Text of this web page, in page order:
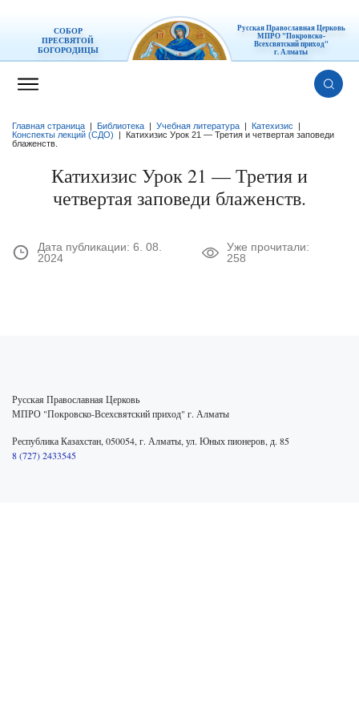
СОБОР
ПРЕСВЯТОЙ
БОГОРОДИЦЫ
Русская Православная Церковь
МПРО "Покровско-
Всехсвятский приход"
г. Алматы
Главная страница Библиотека Учебная литература Катехизис
Конспекты лекций (СДО)
Катихизис Урок 21 — Третия и четвертая заповеди
блаженств.
Катихизис Урок 21 — Третия и
четвертая заповеди блаженств.
Дата публикации: 6. 08.
2024
Уже прочитали:
258
Русская Православная Церковь
МПРО "Покровско-Всехсвятский приход" г. Алматы
Республика Казахстан, 050054, г. Алматы, ул. Юных пионеров, д. 85
8 (727) 2433545